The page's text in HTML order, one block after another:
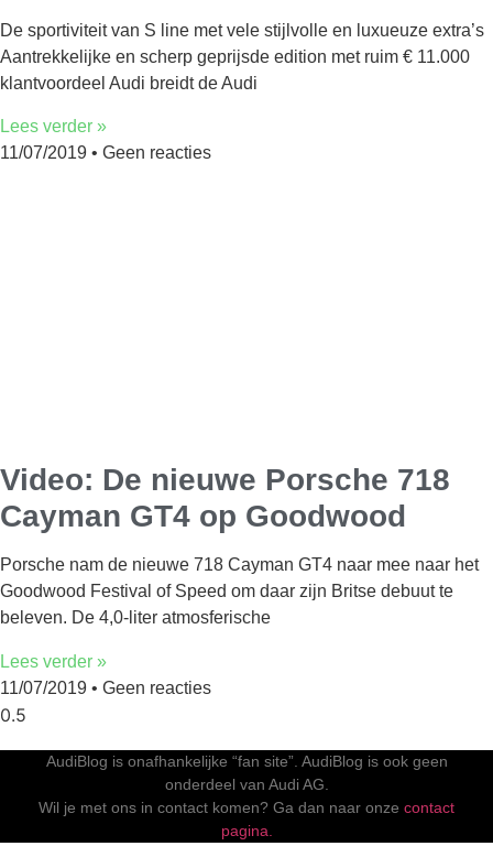
De sportiviteit van S line met vele stijlvolle en luxueuze extra’s
Aantrekkelijke en scherp geprijsde edition met ruim € 11.000
klantvoordeel Audi breidt de Audi
Lees verder »
11/07/2019
Geen reacties
Video: De nieuwe Porsche 718
Cayman GT4 op Goodwood
Porsche nam de nieuwe 718 Cayman GT4 naar mee naar het
Goodwood Festival of Speed om daar zijn Britse debuut te
beleven. De 4,0-liter atmosferische
Lees verder »
11/07/2019
Geen reacties
AudiBlog is onafhankelijke “fan site”. AudiBlog is ook geen
onderdeel van Audi AG.
Wil je met ons in contact komen? Ga dan naar onze contact
pagina.